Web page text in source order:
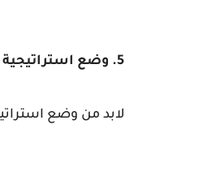
5. وضع استراتيجية لتداول العملات الرقمية
لابد من وضع